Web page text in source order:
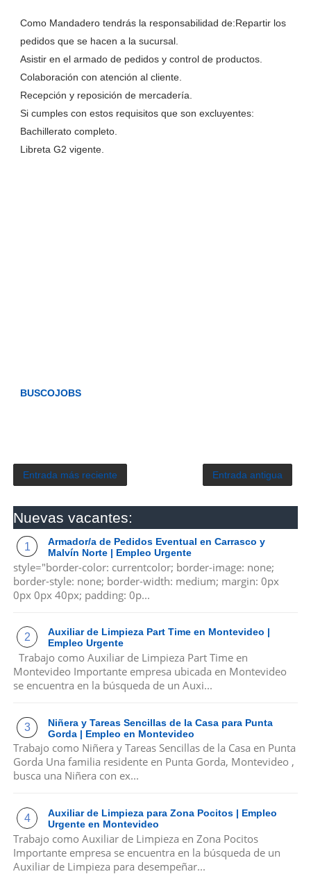
Como Mandadero tendrás la responsabilidad de:Repartir los
pedidos que se hacen a la sucursal.
Asistir en el armado de pedidos y control de productos.
Colaboración con atención al cliente.
Recepción y reposición de mercadería.
Si cumples con estos requisitos que son excluyentes:
Bachillerato completo.
Libreta G2 vigente.
BUSCOJOBS
Entrada más reciente Entrada antigua
Nuevas vacantes:
Armador/a de Pedidos Eventual en Carrasco y
Malvín Norte | Empleo Urgente
style="border-color: currentcolor; border-image: none;
border-style: none; border-width: medium; margin: 0px
0px 0px 40px; padding: 0p...
Auxiliar de Limpieza Part Time en Montevideo |
Empleo Urgente
Trabajo como Auxiliar de Limpieza Part Time en
Montevideo Importante empresa ubicada en Montevideo
se encuentra en la búsqueda de un Auxi...
Niñera y Tareas Sencillas de la Casa para Punta
Gorda | Empleo en Montevideo
Trabajo como Niñera y Tareas Sencillas de la Casa en Punta
Gorda Una familia residente en Punta Gorda, Montevideo ,
busca una Niñera con ex...
Auxiliar de Limpieza para Zona Pocitos | Empleo
Urgente en Montevideo
Trabajo como Auxiliar de Limpieza en Zona Pocitos
Importante empresa se encuentra en la búsqueda de un
Auxiliar de Limpieza para desempeñar...